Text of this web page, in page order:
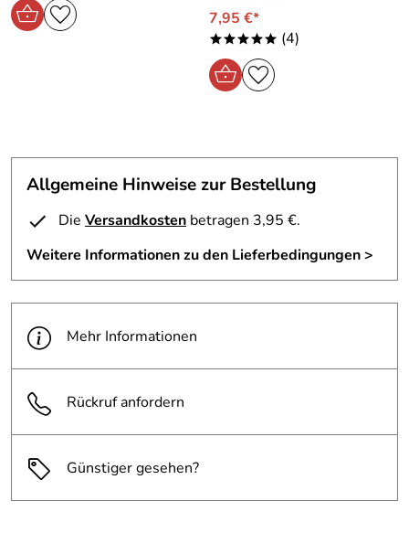
7,95 €*
***** (4)
Allgemeine Hinweise zur Bestellung
Die Versandkosten betragen 3,95 €.
Weitere Informationen zu den Lieferbedingungen >
Mehr Informationen
Rückruf anfordern
Günstiger gesehen?